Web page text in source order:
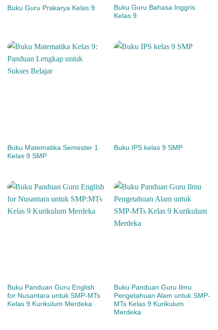
Buku Guru Prakarya Kelas 9
Buku Guru Bahasa Inggris
Kelas 9
Buku Matematika Semester 1
Kelas 9 SMP
Buku IPS kelas 9 SMP
Buku Panduan Guru English
for Nusantara untuk SMP-MTs
Kelas 9 Kurikulum Merdeka
Buku Panduan Guru Ilmu
Pengetahuan Alam untuk SMP-
MTs Kelas 9 Kurikulum
Merdeka